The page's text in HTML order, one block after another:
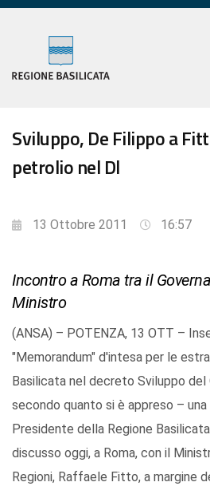
Sviluppo, De Filippo a
petrolio nel Dl
13 Ottobre 2011 16:57
Incontro a Roma tra il
Ministro
(ANSA) – POTENZA, 13 OTT –
"Memorandum" d'intesa per le
Basilicata nel decreto Sviluppo del
secondo quanto si è appreso –
Presidente della Regione
discusso oggi, a Roma, con il
Regioni, Raffaele Fitto, a margine